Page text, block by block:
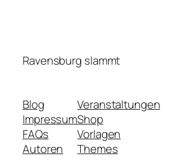
Ravensburg slammt
Blog
Impressum
FAQs
Autoren
Veranstaltungen
Shop
Vorlagen
Themes